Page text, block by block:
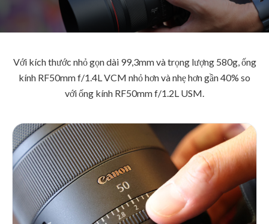
Với kích thước nhỏ gọn dài 99,3mm và trọng lượng 580g, ống
kính RF50mm f/1.4L VCM nhỏ hơn và nhẹ hơn gần 40% so
với ống kính RF50mm f/1.2L USM.